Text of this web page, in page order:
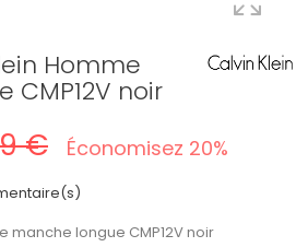
Homme
noir
€ Économisez 20%
manche longue CMP12V noir